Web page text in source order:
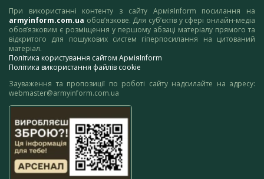
При використанні контенту з сайту АрміяInform посилання на
armyinform.com.ua обов’язкове. Для суб’єктів у сфері онлайн-медіа
обов’язковим є розміщення у першому абзаці матеріалу прямого та
відкритого для пошукових систем гіперпосилання на цитований
матеріал.
Політика користування сайтом АрміяInform
Політика використання файлів cookie
Зауваження та пропозиції по роботі сайту надсилайте на адресу:
webmaster@armyinform.com.ua